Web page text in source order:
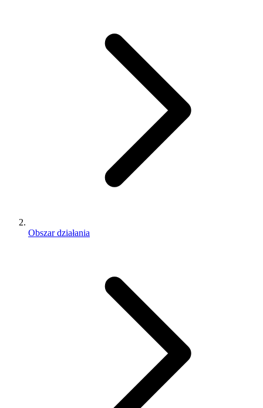
Obszar działania